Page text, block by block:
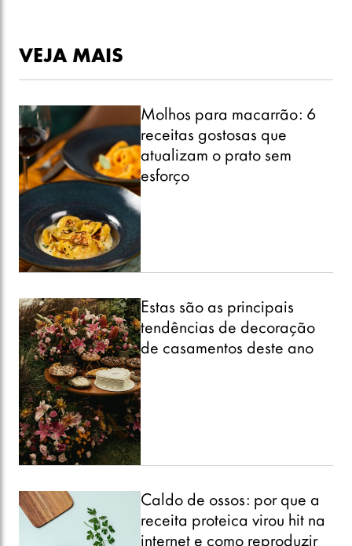
VEJA MAIS
Molhos para macarrão: 6
receitas gostosas que
atualizam o prato sem
esforço
Estas são as principais
tendências de decoração
de casamentos deste ano
Caldo de ossos: por que a
receita proteica virou hit na
internet e como reproduzir